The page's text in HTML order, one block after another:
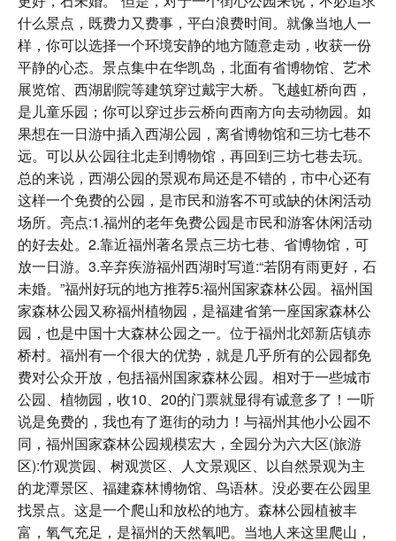
什么景点，既费力又费事，平白浪费时间。就像当地人一
样，你可以选择一个环境安静的地方随意走动，收获一份
平静的心态。景点集中在华凯岛，北面有省博物馆、艺术
展览馆、西湖剧院等建筑穿过戴宇大桥。飞越虹桥向西，
是儿童乐园；你可以穿过步云桥向西南方向去动物园。如
果想在一日游中插入西湖公园，离省博物馆和三坊七巷不
远。可以从公园往北走到博物馆，再回到三坊七巷去玩。
总的来说，西湖公园的景观布局还是不错的，市中心还有
这样一个免费的公园，是市民和游客不可或缺的休闲活动
场所。亮点:1.福州的老年免费公园是市民和游客休闲活动
的好去处。2.靠近福州著名景点三坊七巷、省博物馆，可
放一日游。3.辛弃疾游福州西湖时写道:“若阴有雨更好，石
未婚。”福州好玩的地方推荐5:福州国家森林公园。福州国
家森林公园又称福州植物园，是福建省第一座国家森林公
园，也是中国十大森林公园之一。位于福州北郊新店镇赤
桥村。福州有一个很大的优势，就是几乎所有的公园都免
费对公众开放，包括福州国家森林公园。相对于一些城市
公园、植物园，收10、20的门票就显得有诚意多了！一听
说是免费的，我也有了逛街的动力！与福州其他小公园不
同，福州国家森林公园规模宏大，全园分为六大区(旅游
区):竹观赏园、树观赏区、人文景观区、以自然景观为主
的龙潭景区、福建森林博物馆、鸟语林。没必要在公园里
找景点。这是一个爬山和放松的地方。森林公园植被丰
富，氧气充足，是福州的天然氧吧。当地人来这里爬山，